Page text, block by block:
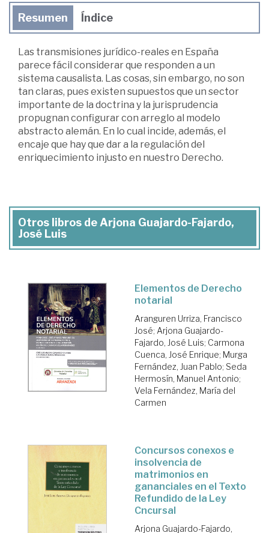
Resumen Índice
Las transmisiones jurídico-reales en España
parece fácil considerar que responden a un
sistema causalista. Las cosas, sin embargo, no son
tan claras, pues existen supuestos que un sector
importante de la doctrina y la jurisprudencia
propugnan configurar con arreglo al modelo
abstracto alemán. En lo cual incide, además, el
encaje que hay que dar a la regulación del
enriquecimiento injusto en nuestro Derecho.
Otros libros de Arjona Guajardo-Fajardo,
José Luis
Elementos de Derecho
notarial
Aranguren Urriza, Francisco
José; Arjona Guajardo-
Fajardo, José Luis; Carmona
Cuenca, José Enrique; Murga
Fernández, Juan Pablo; Seda
Hermosín, Manuel Antonio;
Vela Fernández, María del
Carmen
Concursos conexos e
insolvencia de
matrimonios en
gananciales en el Texto
Refundido de la Ley
Cncursal
Arjona Guajardo-Fajardo,